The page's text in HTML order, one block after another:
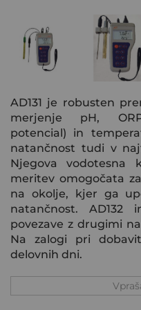
AD131 je robusten
merjenje pH, ORP
potencial) in
natančnost tudi v
Njegova vodotesna
meritev omogočata
na okolje, kjer ga
natančnost. AD132
povezave z drugimi
Na zalogi pri
delovnih dni.